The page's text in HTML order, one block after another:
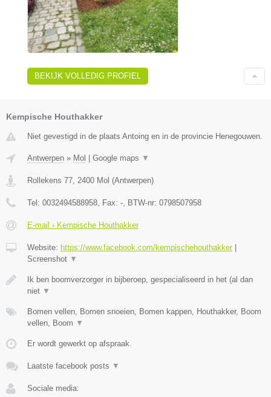
BEKIJK VOLLEDIG PROFIEL
Kempische Houthakker
Niet gevestigd in de plaats Antoing en in de provincie Henegouwen.
Antwerpen » Mol | Google maps ▼
Rollekens 77 2400 Mol (Antwerpen)
Tel: 0032494588958 , Fax: - , BTW-nr: 0798507958
E-mail › Kempische Houthakker
Website: https://www.facebook.com/kempischehouthakker|
Screenshot ▼
Ik ben boomverzorger in bijberoep, gespecialiseerd in het (al dan
niet ▼
Bomen vellen, Bomen snoeien, Bomen kappen, Houthakker, Boom
vellen, Boom ▼
Er wordt gewerkt op afspraak.
Laatste facebook posts ▼
Sociale media: